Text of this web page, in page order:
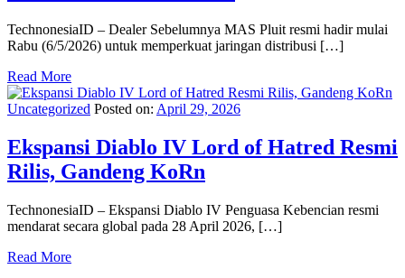
TechnonesiaID – Dealer Sebelumnya MAS Pluit resmi hadir mulai
Rabu (6/5/2026) untuk memperkuat jaringan distribusi […]
Read More
Uncategorized Posted on: April 29, 2026
Ekspansi Diablo IV Lord of Hatred Resmi
Rilis, Gandeng KoRn
TechnonesiaID – Ekspansi Diablo IV Penguasa Kebencian resmi
mendarat secara global pada 28 April 2026, […]
Read More